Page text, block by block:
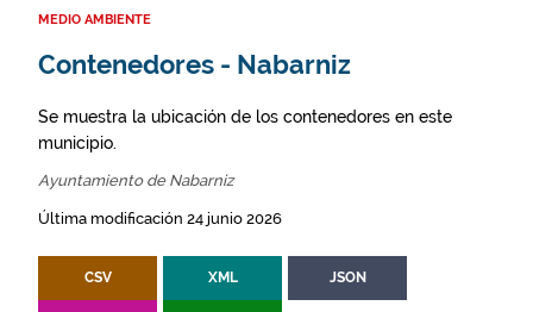
MEDIO AMBIENTE
Contenedores - Nabarniz
Se muestra la ubicación de los contenedores en este
municipio.
Ayuntamiento de Nabarniz
Última modificación 24 junio 2026
CSV XML JSON